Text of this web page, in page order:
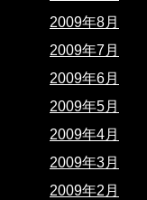
2009年8月
2009年7月
2009年6月
2009年5月
2009年4月
2009年3月
2009年2月